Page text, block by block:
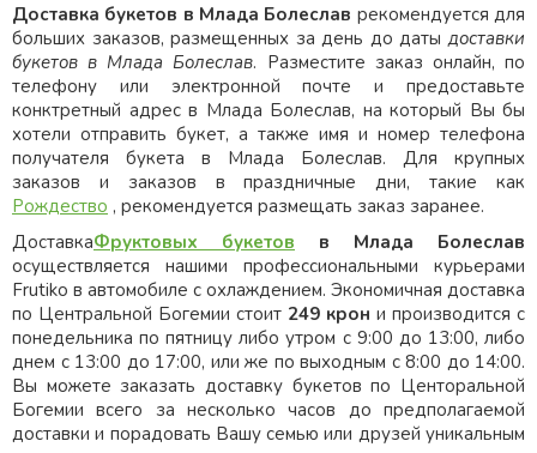
Доставка букетов в Млада Болеслав рекомендуется для
больших заказов, размещенных за день до даты доставки
букетов в Млада Болеслав. Разместите заказ онлайн, по
телефону или электронной почте и предоставьте
конктретный адрес в Млада Болеслав, на который Вы бы
хотели отправить букет, а также имя и номер телефона
получателя букета в Млада Болеслав. Для крупных
заказов и заказов в праздничные дни, такие как
Рождество , рекомендуется размещать заказ заранее.
ДоставкаФруктовых букетов в Млада Болеслав
осуществляется нашими профессиональными курьерами
Frutiko в автомобиле с охлаждением. Экономичная доставка
по Центральной Богемии стоит 249 крон и производится с
понедельника по пятницу либо утром с 9:00 до 13:00, либо
днем с 13:00 до 17:00, или же по выходным с 8:00 до 14:00.
Вы можете заказать доставку букетов по Центоральной
Богемии всего за несколько часов до предполагаемой
доставки и порадовать Вашу семью или друзей уникальным